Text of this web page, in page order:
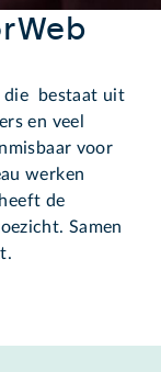
die bestaat uit
en veel
voor
werken
de
Samen